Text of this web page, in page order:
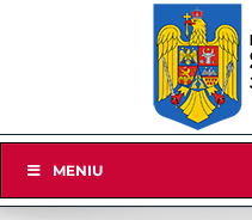
Navigation
MENIU